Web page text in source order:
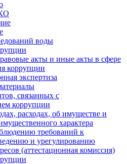
воды
акты и иные акты в сфере
коррупции
экспертиза
связанных с
коррупции
расходах, об имуществе и
характера
требований к
и урегулированию
(аттестационная комиссия)